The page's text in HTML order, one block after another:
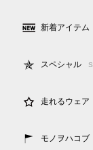
新着アイテム
スペシャル
走れるウェア
モノヲハコブ